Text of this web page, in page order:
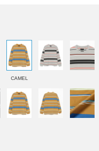
CAMEL